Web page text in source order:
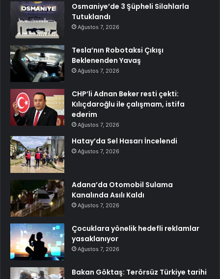
Osmaniye’de 3 Şüpheli Silahlarla
Tutuklandı
Ağustos 7, 2026
Tesla’nın Robotaksi Çıkışı
Beklenenden Yavaş
Ağustos 7, 2026
CHP’li Adnan Beker resti çekti:
Kılıçdaroğlu ile çalışmam, istifa
ederim
Ağustos 7, 2026
Hatay’da Sel Hasarı İncelendi
Ağustos 7, 2026
Adana’da Otomobil Sulama
Kanalında Asılı Kaldı
Ağustos 7, 2026
Çocuklara yönelik hedefli reklamlar
yasaklanıyor
Ağustos 7, 2026
Bakan Göktaş: Terörsüz Türkiye tarihi